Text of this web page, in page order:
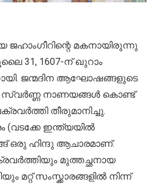
മകനായിരുന്നു
31, 1607-ന് ഖുറാം
ജന്മദിന ആഘോഷങ്ങളുടെ
സ്വർണ്ണ നാണയങ്ങൾ കൊണ്ട്
തീരുമാനിച്ചു.
ഇന്ത്യയിൽ
ഒരു ഹിന്ദു ആചാരമാണ്.
മുത്തച്ഛനായ
സംസ്ക്കാരങ്ങളിൽ നിന്ന്